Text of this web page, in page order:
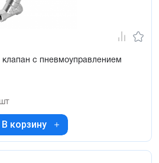
клапан с пневмоуправлением
В корзину